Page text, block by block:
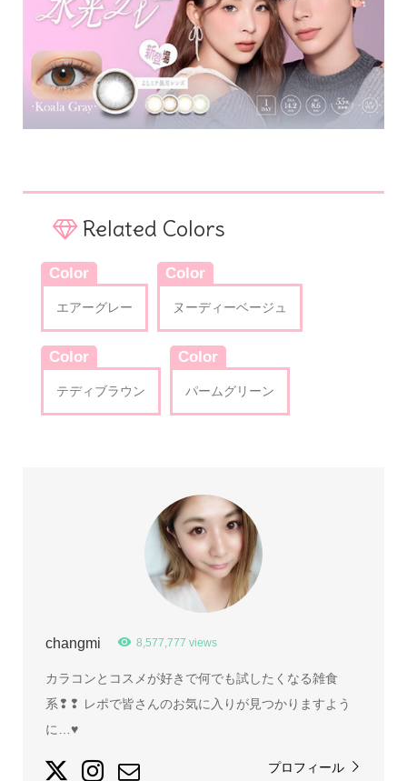
Related Colors
Color
エアーグレー
Color
ヌーディーベージュ
Color
テディブラウン
Color
パームグリーン
changmi 8,577,777 views
カラコンとコスメが好きで何でも試したくなる雑食
系❢❢ レポで皆さんのお気に入りが見つかりますよう
に…♥
プロフィール